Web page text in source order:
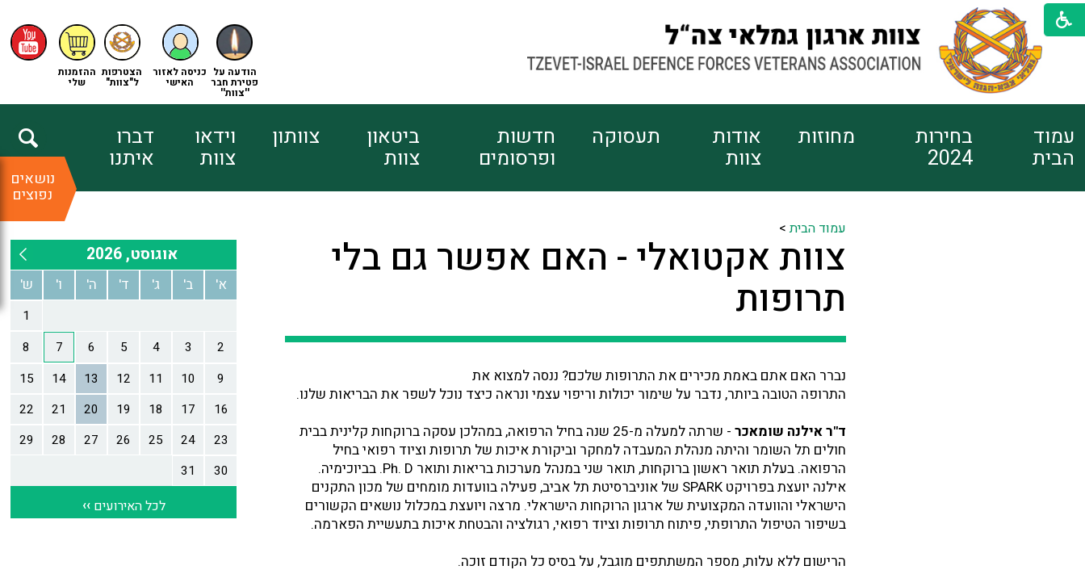
ההזמנות
שלי
הצטרפות
ל"צוות"
כניסה לאזור
האישי
הודעה על
פטירת חבר
''צוות''
עמוד
הבית
בחירות
2024
מחוזות אודות
צוות
תעסוקה חדשות
ופרסומים
ביטאון
צוות
צוותון וידאו
צוות
דברו
איתנו
נושאים
נפוצים
עמוד הבית>
צוות אקטואלי - האם אפשר גם בלי
תרופות
נברר האם אתם באמת מכירים את התרופות שלכם? ננסה למצוא את
התרופה הטובה ביותר, נדבר על שימור יכולות וריפוי עצמי ונראה כיצד נוכל לשפר את הבריאות שלנו.
ד"ר אילנה שומאכר
- שרתה למעלה מ-25 שנה בחיל הרפואה, במהלכן עסקה ברוקחות קלינית בבית
חולים תל השומר והיתה מנהלת המעבדה למחקר וביקורת איכות של תרופות וציוד רפואי בחיל
הרפואה. בעלת תואר ראשון ברוקחות, תואר שני במנהל מערכות בריאות ותואר Ph. D. בביוכימיה.
אילנה יועצת בפרויקט SPARK של אוניברסיטת תל אביב, פעילה בוועדות מומחים של מכון התקנים
הישראלי והוועדה המקצועית של ארגון הרוקחות הישראלי. מרצה ויועצת במכלול נושאים הקשורים
בשיפור הטיפול התרופתי, פיתוח תרופות וציוד רפואי, רגולציה והבטחת איכות בתעשיית הפארמה.
הרישום ללא עלות, מספר המשתתפים מוגבל, על בסיס כל הקודם זוכה.